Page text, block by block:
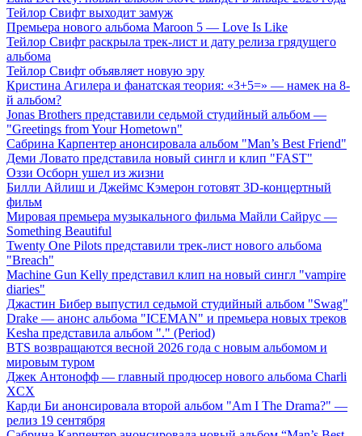
Тейлор Свифт выходит замуж
Премьера нового альбома Maroon 5 — Love Is Like
Тейлор Свифт раскрыла трек-лист и дату релиза грядущего
альбома
Тейлор Свифт объявляет новую эру
Кристина Агилера и фанатская теория: «3+5=» — намек на 8-
й альбом?
Jonas Brothers представили седьмой студийный альбом —
"Greetings from Your Hometown"
Сабрина Карпентер анонсировала альбом "Man’s Best Friend"
Деми Ловато представила новый сингл и клип "FAST"
Оззи Осборн ушел из жизни
Билли Айлиш и Джеймс Кэмерон готовят 3D-концертный
фильм
Мировая премьера музыкального фильма Майли Сайрус —
Something Beautiful
Twenty One Pilots представили трек-лист нового альбома
"Breach"
Machine Gun Kelly представил клип на новый сингл "vampire
diaries"
Джастин Бибер выпустил седьмой студийный альбом "Swag"
Drake — анонс альбома "ICEMAN" и премьера новых треков
Kesha представила альбом "." (Period)
BTS возвращаются весной 2026 года с новым альбомом и
мировым туром
Джек Антонофф — главный продюсер нового альбома Charli
XCX
Карди Би анонсировала второй альбом "Am I The Drama?" —
релиз 19 сентября